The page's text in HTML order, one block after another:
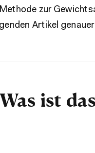
zur
Artikel
ist